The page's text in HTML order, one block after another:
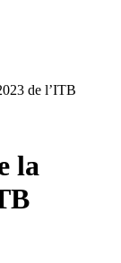
de l’ITB
la